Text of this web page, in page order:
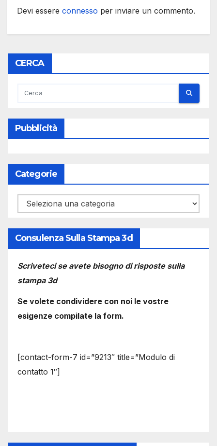
Devi essere connesso per inviare un commento.
CERCA
Pubblicità
Categorie
Categorie
Consulenza Sulla Stampa 3d
Scriveteci se avete bisogno di risposte sulla
stampa 3d
Se volete condividere con noi le vostre
esigenze compilate la form.
[contact-form-7 id=”9213″ title=”Modulo di
contatto 1″]